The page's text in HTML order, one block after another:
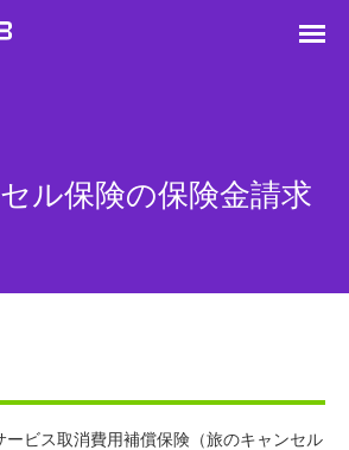
ル保険の保険金請求
ービス取消費用補償保険（旅のキャンセル